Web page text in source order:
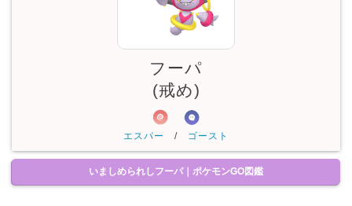
フーパ
(戒め)
エスパー / ゴースト
いましめられしフーパ｜ポケモンGO図鑑